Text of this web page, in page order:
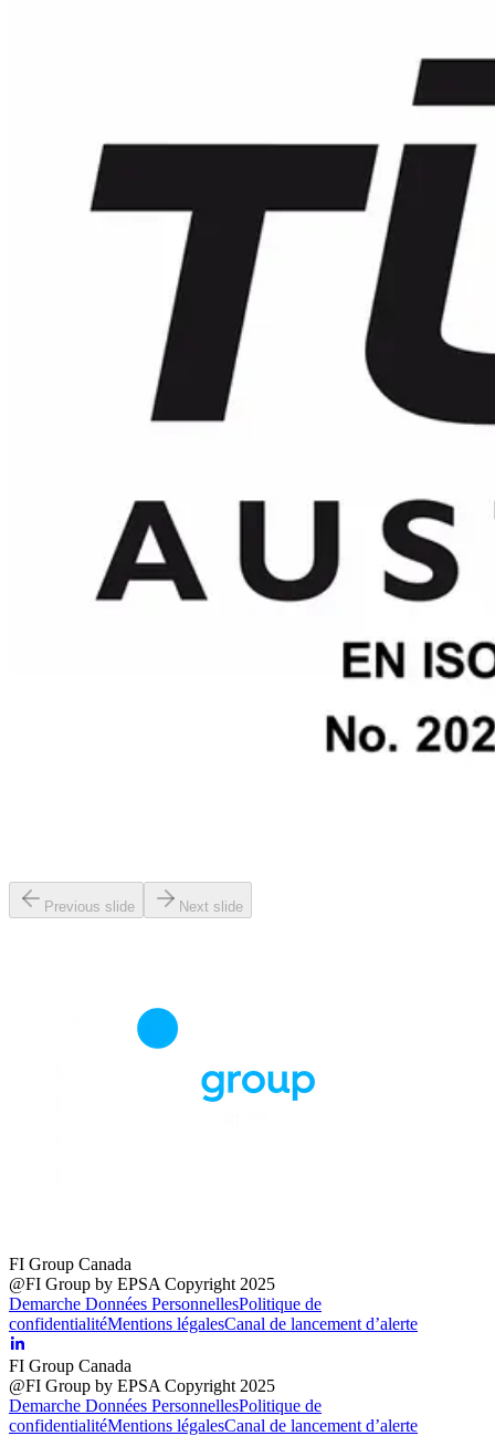
Previous slide Next slide
FI Group Canada
@FI Group by EPSA Copyright 2025
Demarche Données PersonnellesPolitique de
confidentialitéMentions légalesCanal de lancement d’alerte
FI Group Canada
@FI Group by EPSA Copyright 2025
Demarche Données PersonnellesPolitique de
confidentialitéMentions légalesCanal de lancement d’alerte